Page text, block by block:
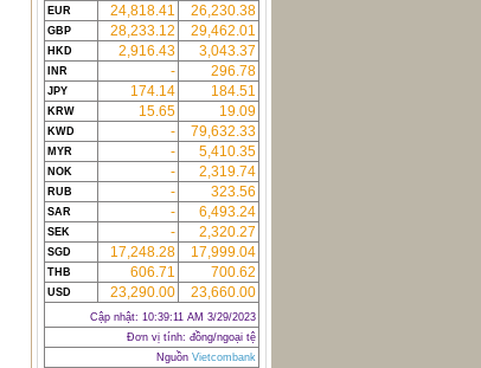
EUR 24,818.41 26,230.38
GBP 28,233.12 29,462.01
HKD 2,916.43 3,043.37
INR - 296.78
JPY 174.14 184.51
KRW 15.65 19.09
KWD - 79,632.33
MYR - 5,410.35
NOK - 2,319.74
RUB - 323.56
SAR - 6,493.24
SEK - 2,320.27
SGD 17,248.28 17,999.04
THB 606.71 700.62
USD 23,290.00 23,660.00
Cập nhật: 10:39:11 AM 3/29/2023
Đơn vị tính: đồng/ngoại tệ
Nguồn Vietcombank